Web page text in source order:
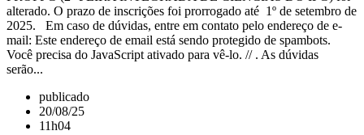
alterado. O prazo de inscrições foi prorrogado até 1º de setembro de
2025. Em caso de dúvidas, entre em contato pelo endereço de e-
mail: Este endereço de email está sendo protegido de spambots.
Você precisa do JavaScript ativado para vê-lo. // . As dúvidas
serão...
publicado
20/08/25
11h04